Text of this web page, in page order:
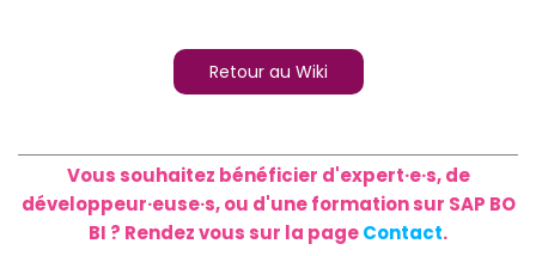
Retour au Wiki
Vous souhaitez bénéficier d'expert·e·s, de
développeur·euse·s, ou d'une formation sur SAP BO
BI ? Rendez vous sur la pageContact.